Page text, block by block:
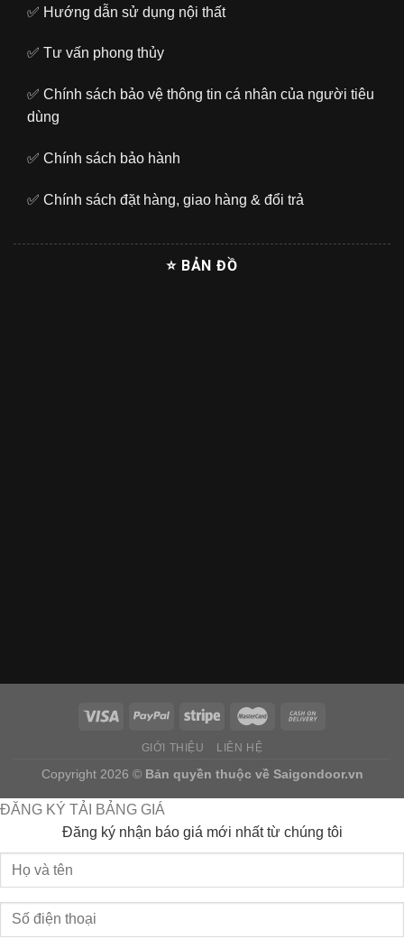
✅ Hướng dẫn sử dụng nội thất
✅ Tư vấn phong thủy
✅ Chính sách bảo vệ thông tin cá nhân của người tiêu
dùng
✅ Chính sách bảo hành
✅ Chính sách đặt hàng, giao hàng & đổi trả
⭐ BẢN ĐỒ
GIỚI THIỆU LIÊN HỆ
Copyright 2026 © Bản quyền thuộc về Saigondoor.vn
ĐĂNG KÝ TẢI BẢNG GIÁ
Đăng ký nhận báo giá mới nhất từ chúng tôi